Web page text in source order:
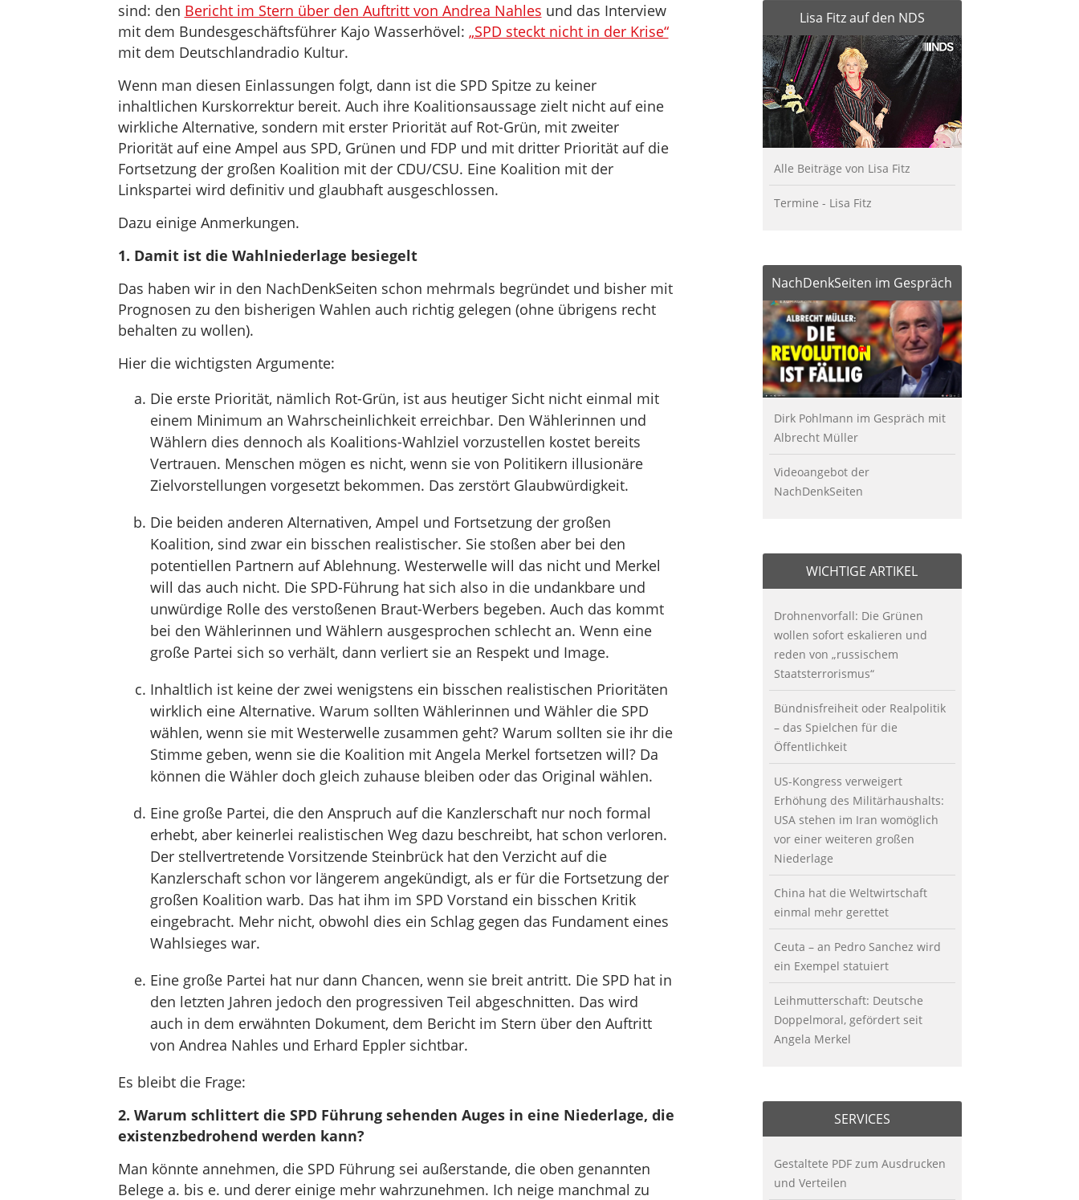
sind: den Bericht im Stern über den Auftritt von Andrea Nahles und das Interview
mit dem Bundesgeschäftsführer Kajo Wasserhövel: „SPD steckt nicht in der Krise“
mit dem Deutschlandradio Kultur.
Wenn man diesen Einlassungen folgt, dann ist die SPD Spitze zu keiner
inhaltlichen Kurskorrektur bereit. Auch ihre Koalitionsaussage zielt nicht auf eine
wirkliche Alternative, sondern mit erster Priorität auf Rot-Grün, mit zweiter
Priorität auf eine Ampel aus SPD, Grünen und FDP und mit dritter Priorität auf die
Fortsetzung der großen Koalition mit der CDU/CSU. Eine Koalition mit der
Linkspartei wird definitiv und glaubhaft ausgeschlossen.
Dazu einige Anmerkungen.
1. Damit ist die Wahlniederlage besiegelt
Das haben wir in den NachDenkSeiten schon mehrmals begründet und bisher mit
Prognosen zu den bisherigen Wahlen auch richtig gelegen (ohne übrigens recht
behalten zu wollen).
Hier die wichtigsten Argumente:
Die erste Priorität, nämlich Rot-Grün, ist aus heutiger Sicht nicht einmal mit
einem Minimum an Wahrscheinlichkeit erreichbar. Den Wählerinnen und
Wählern dies dennoch als Koalitions-Wahlziel vorzustellen kostet bereits
Vertrauen. Menschen mögen es nicht, wenn sie von Politikern illusionäre
Zielvorstellungen vorgesetzt bekommen. Das zerstört Glaubwürdigkeit.
Die beiden anderen Alternativen, Ampel und Fortsetzung der großen
Koalition, sind zwar ein bisschen realistischer. Sie stoßen aber bei den
potentiellen Partnern auf Ablehnung. Westerwelle will das nicht und Merkel
will das auch nicht. Die SPD-Führung hat sich also in die undankbare und
unwürdige Rolle des verstoßenen Braut-Werbers begeben. Auch das kommt
bei den Wählerinnen und Wählern ausgesprochen schlecht an. Wenn eine
große Partei sich so verhält, dann verliert sie an Respekt und Image.
Inhaltlich ist keine der zwei wenigstens ein bisschen realistischen Prioritäten
wirklich eine Alternative. Warum sollten Wählerinnen und Wähler die SPD
wählen, wenn sie mit Westerwelle zusammen geht? Warum sollten sie ihr die
Stimme geben, wenn sie die Koalition mit Angela Merkel fortsetzen will? Da
können die Wähler doch gleich zuhause bleiben oder das Original wählen.
Eine große Partei, die den Anspruch auf die Kanzlerschaft nur noch formal
erhebt, aber keinerlei realistischen Weg dazu beschreibt, hat schon verloren.
Der stellvertretende Vorsitzende Steinbrück hat den Verzicht auf die
Kanzlerschaft schon vor längerem angekündigt, als er für die Fortsetzung der
großen Koalition warb. Das hat ihm im SPD Vorstand ein bisschen Kritik
eingebracht. Mehr nicht, obwohl dies ein Schlag gegen das Fundament eines
Wahlsieges war.
Eine große Partei hat nur dann Chancen, wenn sie breit antritt. Die SPD hat in
den letzten Jahren jedoch den progressiven Teil abgeschnitten. Das wird
auch in dem erwähnten Dokument, dem Bericht im Stern über den Auftritt
von Andrea Nahles und Erhard Eppler sichtbar.
Es bleibt die Frage:
2. Warum schlittert die SPD Führung sehenden Auges in eine Niederlage, die
existenzbedrohend werden kann?
Man könnte annehmen, die SPD Führung sei außerstande, die oben genannten
Belege a. bis e. und derer einige mehr wahrzunehmen. Ich neige manchmal zu
Lisa Fitz auf den NDS
Alle Beiträge von Lisa Fitz
Termine - Lisa Fitz
NachDenkSeiten im Gespräch
Dirk Pohlmann im Gespräch mit
Albrecht Müller
Videoangebot der
NachDenkSeiten
WICHTIGE ARTIKEL
Drohnenvorfall: Die Grünen
wollen sofort eskalieren und
reden von „russischem
Staatsterrorismus“
Bündnisfreiheit oder Realpolitik
– das Spielchen für die
Öffentlichkeit
US-Kongress verweigert
Erhöhung des Militärhaushalts:
USA stehen im Iran womöglich
vor einer weiteren großen
Niederlage
China hat die Weltwirtschaft
einmal mehr gerettet
Ceuta – an Pedro Sanchez wird
ein Exempel statuiert
Leihmutterschaft: Deutsche
Doppelmoral, gefördert seit
Angela Merkel
SERVICES
Gestaltete PDF zum Ausdrucken
und Verteilen